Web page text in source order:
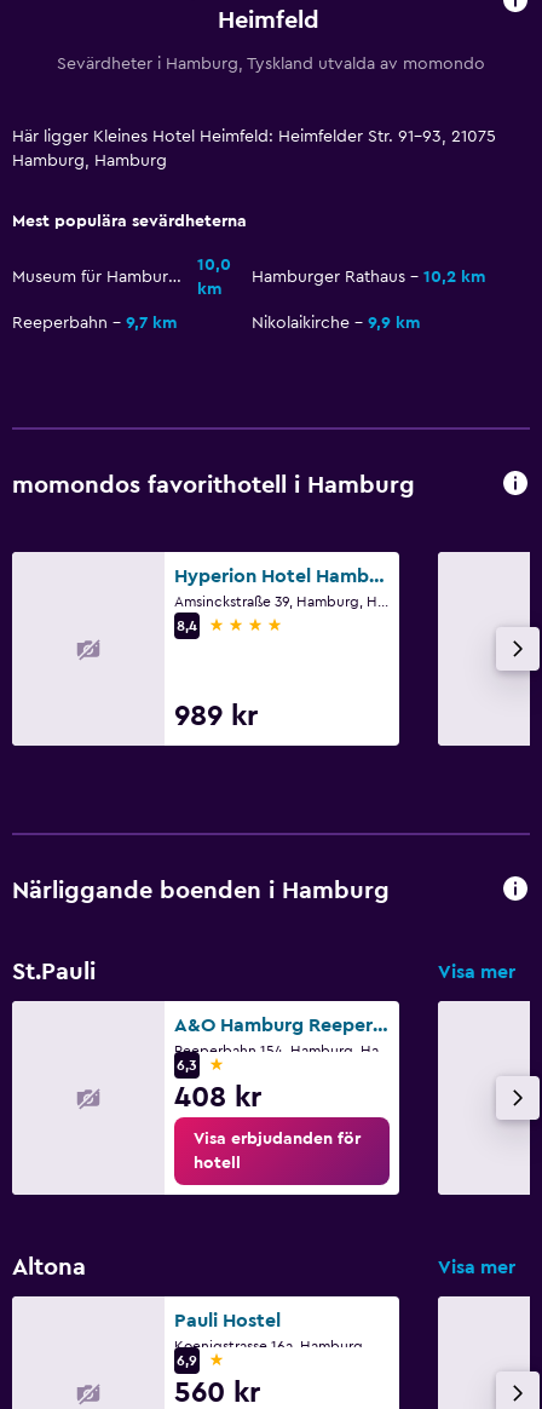
Tjänster och bekvämligheter
Reception dygnet runt
Heimfeld
Sevärdheter i Hamburg, Tyskland utvalda av momondo
Här ligger Kleines Hotel Heimfeld: Heimfelder Str. 91-93, 21075
Hamburg, Hamburg
Mest populära sevärdheterna
Museum für Hamburgische Geschichte
10,0
km
Hamburger Rathaus 10,2 km
Reeperbahn 9,7 km Nikolaikirche 9,9 km
momondos favorithotell i Hamburg
Hyperion Hotel Hamburg
8,4
4 stjärnor
989 kr
Närliggande boenden i Hamburg
St.Pauli Visa mer
A&O Hamburg Reeperbahn
6,3
1 stjärna
408 kr
Visa erbjudanden för
hotell
Altona Visa mer
Pauli Hostel
6,9
1 stjärna
560 kr